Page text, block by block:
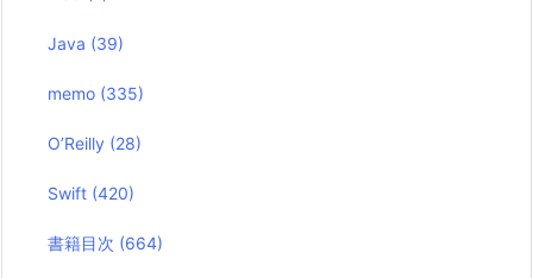
Java (39)
memo (335)
O’Reilly (28)
Swift (420)
書籍目次 (664)